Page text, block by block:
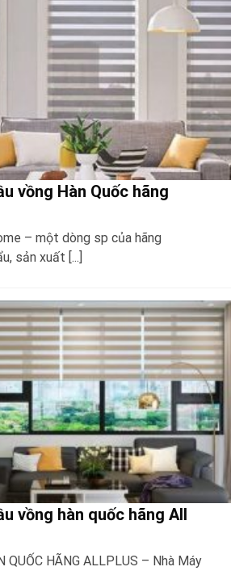
vồng Hàn Quốc hãng
– một dòng sp của hãng
sản xuất [...]
vồng hàn quốc hãng All
QUỐC HÃNG ALLPLUS – Nhà Máy